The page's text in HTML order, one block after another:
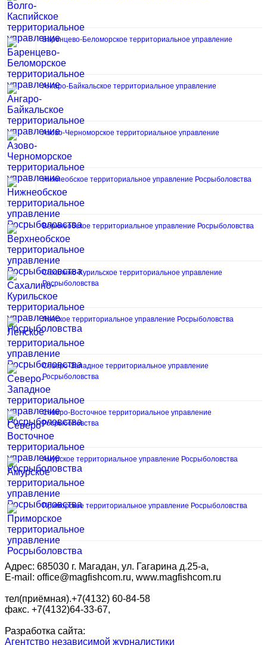
Баренцево-Беломорское территориальное управление
Ангаро-Байкальское территориальное управление
Азово-Черноморское территориальное управление
Нижнеобское территориальное управление Росрыболовства
Верхнеобское территориальное управление Росрыболовства
Сахалино-Курильское территориальное управление
Росрыболовства
Ленское территориальное управление Росрыболовства
Северо-Западное территориальное управление
Росрыболовства
Северо-Восточное территориальное управление
Росрыболовства
Амурское территориальное управление Росрыболовства
Приморское территориальное управление Росрыболовства
Адрес: 685030 г. Магадан, ул. Гагарина д.25-а,
E-mail: office@magfishcom.ru, www.magfishcom.ru
тел(приёмная).+7(4132) 60-84-58
факс. +7(4132)64-33-67,
Разработка сайта:
Агентство независимой журналистики